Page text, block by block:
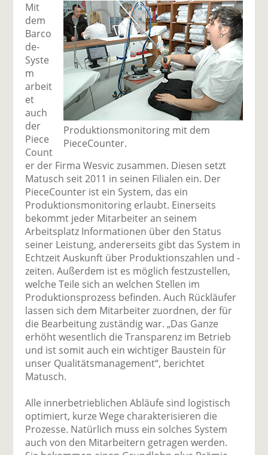
Produktionsmonitoring mit dem
PieceCounter.
Mit
dem
Barco
de-
Syste
m
arbeit
et
auch
der
Piece
Count
er der Firma Wesvic zusammen. Diesen setzt
Matusch seit 2011 in seinen Filialen ein. Der
PieceCounter ist ein System, das ein
Produktionsmonitoring erlaubt. Einerseits
bekommt jeder Mitarbeiter an seinem
Arbeitsplatz Informationen über den Status
seiner Leistung, andererseits gibt das System in
Echtzeit Auskunft über Produktionszahlen und -
zeiten. Außerdem ist es möglich festzustellen,
welche Teile sich an welchen Stellen im
Produktionsprozess befinden. Auch Rückläufer
lassen sich dem Mitarbeiter zuordnen, der für
die Bearbeitung zuständig war. „Das Ganze
erhöht wesentlich die Transparenz im Betrieb
und ist somit auch ein wichtiger Baustein für
unser Qualitätsmanagement“, berichtet
Matusch.
Alle innerbetrieblichen Abläufe sind logistisch
optimiert, kurze Wege charakterisieren die
Prozesse. Natürlich muss ein solches System
auch von den Mitarbeitern getragen werden.